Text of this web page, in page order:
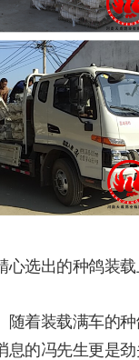
心选出的种鸽装
随着装载满车的
息的冯先生更是